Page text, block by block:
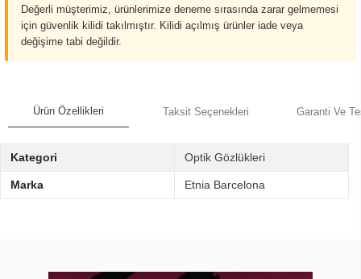
Değerli müşterimiz, ürünlerimize deneme sırasında zarar gelmemesi
için güvenlik kilidi takılmıştır. Kilidi açılmış ürünler iade veya
değişime tabi değildir.
Ürün Özellikleri Taksit Seçenekleri Garanti Ve
Kategori Optik Gözlükleri
Marka Etnia Barcelona